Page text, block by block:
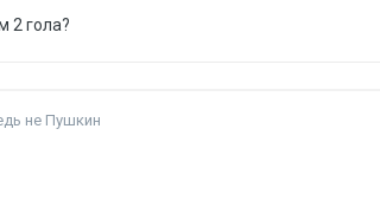
2 гола?
ебу что ли? Я ведь не Пушкин